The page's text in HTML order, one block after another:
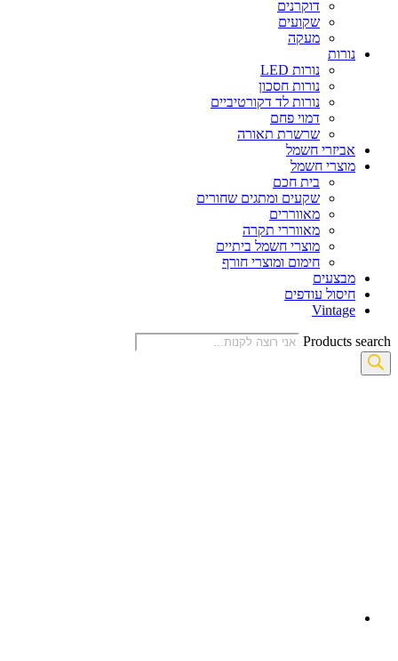
דוקרנים
שקועים
מעקה
נורות
נורות LED
נורות חסכון
נורות לד דקורטיביים
דמוי פחם
שרשרת תאורה
אביזרי חשמל
מוצרי חשמל
בית חכם
שקעים ומתגים שחורים
מאווררים
מאווררי תקרה
מוצרי חשמל ביתיים
חימום ומוצרי חורף
מבצעים
חיסול עודפים
Vintage
Products search